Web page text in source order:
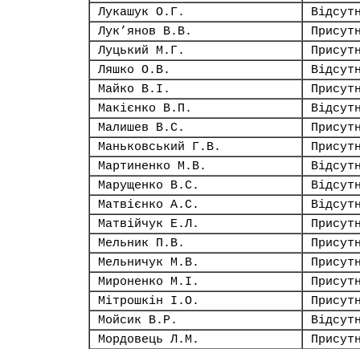
Лукашук О.Г.
Лук’янов В.В.
Луцький М.Г.
Ляшко О.В.
Майко В.І.
Макієнко В.П.
Малишев В.С.
Маньковський Г.В.
Мартиненко М.В.
Марущенко В.С.
Матвієнко А.С.
Матвійчук Е.Л.
Мельник П.В.
Мельничук М.В.
Мироненко М.І.
Мітрошкін І.О.
Мойсик В.Р.
Мордовець Л.М.